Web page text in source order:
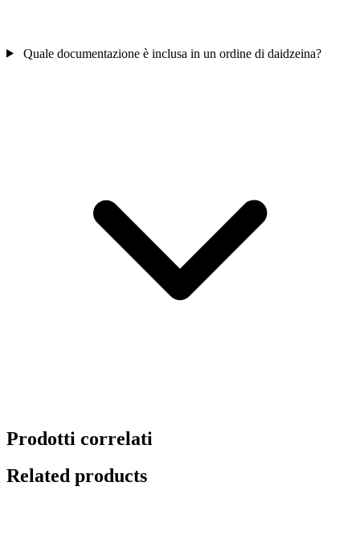
Quale documentazione è inclusa in un ordine di daidzeina?
Prodotti correlati
Related products